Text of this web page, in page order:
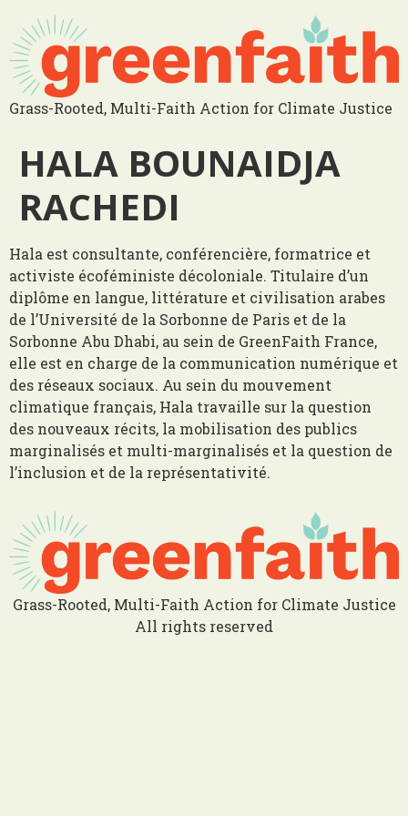
Grass-Rooted, Multi-Faith Action for Climate Justice
HALA BOUNAIDJA
RACHEDI
Hala est consultante, conférencière, formatrice et
activiste écoféministe décoloniale. Titulaire d’un
diplôme en langue, littérature et civilisation arabes
de l’Université de la Sorbonne de Paris et de la
Sorbonne Abu Dhabi, au sein de GreenFaith France,
elle est en charge de la communication numérique et
des réseaux sociaux. Au sein du mouvement
climatique français, Hala travaille sur la question
des nouveaux récits, la mobilisation des publics
marginalisés et multi-marginalisés et la question de
l’inclusion et de la représentativité.
Grass-Rooted, Multi-Faith Action for Climate Justice
All rights reserved